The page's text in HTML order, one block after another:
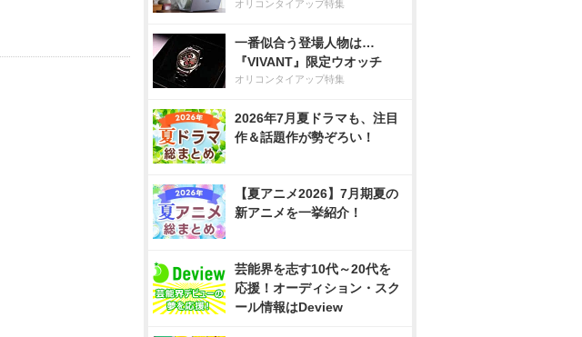
オリコンタイアップ特集
一番似合う登場人物は…
『VIVANT』限定ウオッチ
オリコンタイアップ特集
2026年7月夏ドラマも、注目
作＆話題作が勢ぞろい！
【夏アニメ2026】7月期夏の
新アニメを一挙紹介！
芸能界を志す10代～20代を
応援！オーディション・スク
ール情報はDeview